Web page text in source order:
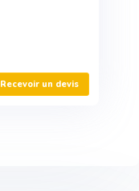
Recevoir un devis